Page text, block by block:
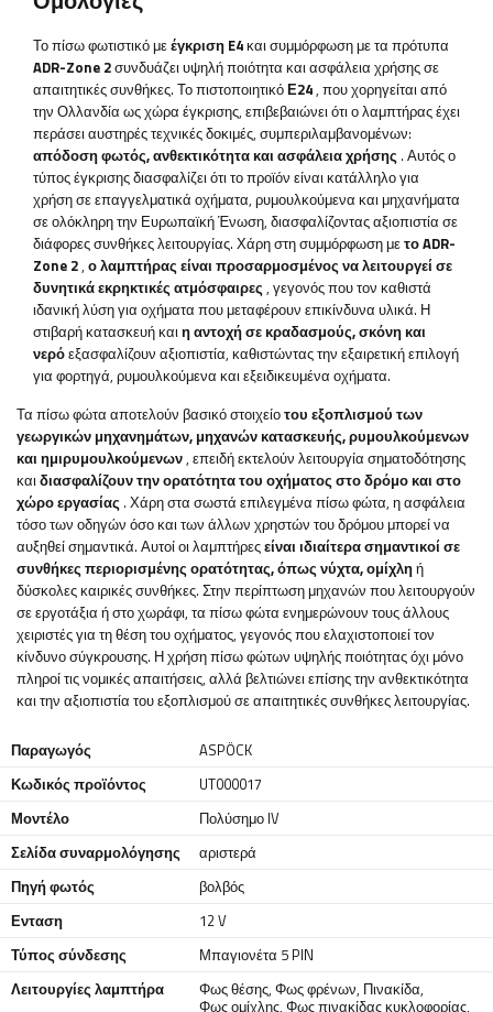
Το πίσω φωτιστικό μεέγκριση E4και συμμόρφωση με τα πρότυπα
ADR-Zone 2συνδυάζει υψηλή ποιότητα και ασφάλεια χρήσης σε
απαιτητικές συνθήκες. Το πιστοποιητικόΕ24, που χορηγείται από
την Ολλανδία ως χώρα έγκρισης, επιβεβαιώνει ότι ο λαμπτήρας έχει
περάσει αυστηρές τεχνικές δοκιμές, συμπεριλαμβανομένων:
απόδοση φωτός, ανθεκτικότητα και ασφάλεια χρήσης . Αυτός ο
τύπος έγκρισης διασφαλίζει ότι το προϊόν είναι κατάλληλο για
χρήση σε επαγγελματικά οχήματα, ρυμουλκούμενα και μηχανήματα
σε ολόκληρη την Ευρωπαϊκή Ένωση, διασφαλίζοντας αξιοπιστία σε
διάφορες συνθήκες λειτουργίας. Χάρη στη συμμόρφωση μετο ADR-
Zone 2, ο λαμπτήρας είναι προσαρμοσμένος να λειτουργεί σε
δυνητικά εκρηκτικές ατμόσφαιρες, γεγονός που τον καθιστά
ιδανική λύση για οχήματα που μεταφέρουν επικίνδυνα υλικά. Η
στιβαρή κατασκευή καιη αντοχή σε κραδασμούς, σκόνη και
νερόεξασφαλίζουν αξιοπιστία, καθιστώντας την εξαιρετική επιλογή
για φορτηγά, ρυμουλκούμενα και εξειδικευμένα οχήματα.
Τα πίσω φώτα αποτελούν βασικό στοιχείοτου εξοπλισμού των
γεωργικών μηχανημάτων, μηχανών κατασκευής, ρυμουλκούμενων
και ημιρυμουλκούμενων, επειδή εκτελούν λειτουργία σηματοδότησης
καιδιασφαλίζουν την ορατότητα του οχήματος στο δρόμο και στο
χώρο εργασίας . Χάρη στα σωστά επιλεγμένα πίσω φώτα, η ασφάλεια
τόσο των οδηγών όσο και των άλλων χρηστών του δρόμου μπορεί να
αυξηθεί σημαντικά. Αυτοί οι λαμπτήρεςείναι ιδιαίτερα σημαντικοί σε
συνθήκες περιορισμένης ορατότητας, όπως νύχτα, ομίχληή
δύσκολες καιρικές συνθήκες. Στην περίπτωση μηχανών που λειτουργούν
σε εργοτάξια ή στο χωράφι, τα πίσω φώτα ενημερώνουν τους άλλους
χειριστές για τη θέση του οχήματος, γεγονός που ελαχιστοποιεί τον
κίνδυνο σύγκρουσης. Η χρήση πίσω φώτων υψηλής ποιότητας όχι μόνο
πληροί τις νομικές απαιτήσεις, αλλά βελτιώνει επίσης την ανθεκτικότητα
και την αξιοπιστία του εξοπλισμού σε απαιτητικές συνθήκες λειτουργίας.
Παραγωγός
ASPÖCK
Κωδικός προϊόντος
UT000017
Μοντέλο
Πολύσημο IV
Σελίδα συναρμολόγησης
αριστερά
Πηγή φωτός
βολβός
Ενταση
12 V
Τύπος σύνδεσης
Μπαγιονέτα 5 PIN
Λειτουργίες λαμπτήρα
Φως θέσης,Φως φρένων, Πινακίδα,
Φως ομίχλης,Φως πινακίδας κυκλοφορίας,